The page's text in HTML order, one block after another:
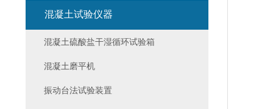
混凝土试验仪器
混凝土硫酸盐干湿循环试验箱
混凝土磨平机
振动台法试验装置